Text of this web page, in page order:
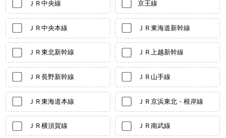
ＪＲ中央線 京王線
ＪＲ中央本線 ＪＲ東海道新幹線
ＪＲ東北新幹線 ＪＲ上越新幹線
ＪＲ長野新幹線 ＪＲ山手線
ＪＲ東海道本線 ＪＲ京浜東北・根岸線
ＪＲ横須賀線 ＪＲ南武線